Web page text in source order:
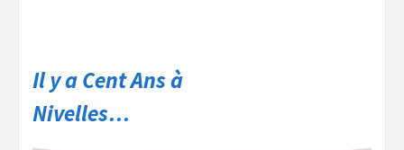
Il y a Cent Ans à
Nivelles…